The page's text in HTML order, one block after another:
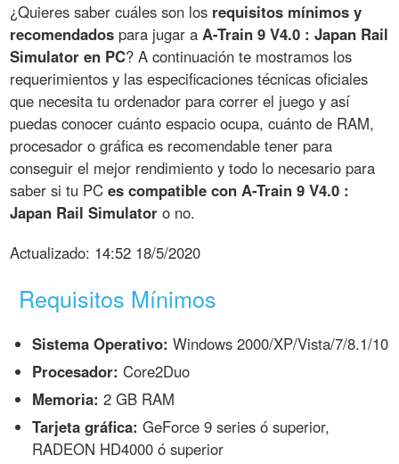
¿Quieres saber cuáles son los requisitos mínimos y
recomendados para jugar aA-Train 9 V4.0 : Japan Rail
Simulator en PC? A continuación te mostramos los
requerimientos y las especificaciones técnicas oficiales
que necesita tu ordenador para correr el juego y así
puedas conocer cuánto espacio ocupa, cuánto de RAM,
procesador o gráfica es recomendable tener para
conseguir el mejor rendimiento y todo lo necesario para
saber si tu PCes compatible con A-Train 9 V4.0 :
Japan Rail Simulator o no.
Actualizado: 14:52 18/5/2020
Requisitos Mínimos
Sistema Operativo: Windows 2000/XP/Vista/7/8.1/10
Procesador: Core2Duo
Memoria: 2 GB RAM
Tarjeta gráfica: GeForce 9 series ó superior,
RADEON HD4000 ó superior